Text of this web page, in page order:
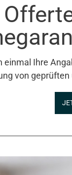
einmal Ihre
von